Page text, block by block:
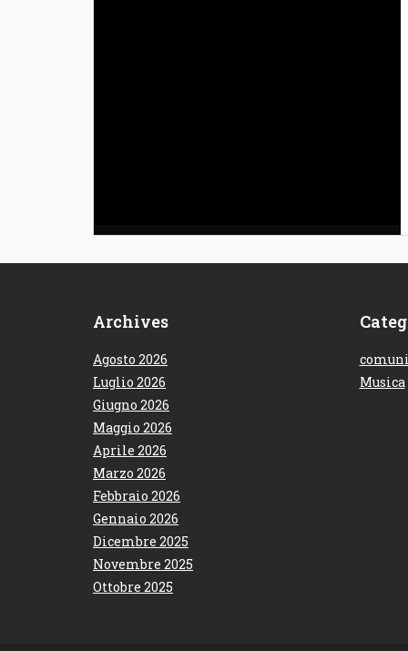
Archives
Agosto 2026
Luglio 2026
Giugno 2026
Maggio 2026
Aprile 2026
Marzo 2026
Febbraio 2026
Gennaio 2026
Dicembre 2025
Novembre 2025
Ottobre 2025
Musica